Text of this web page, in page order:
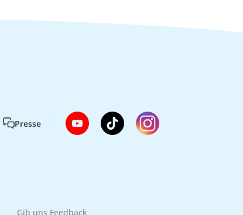
Presse
Gib uns Feedback